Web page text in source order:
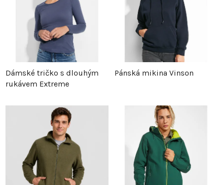
Dámské tričko s dlouhým
rukávem Extreme
Pánská mikina Vinson